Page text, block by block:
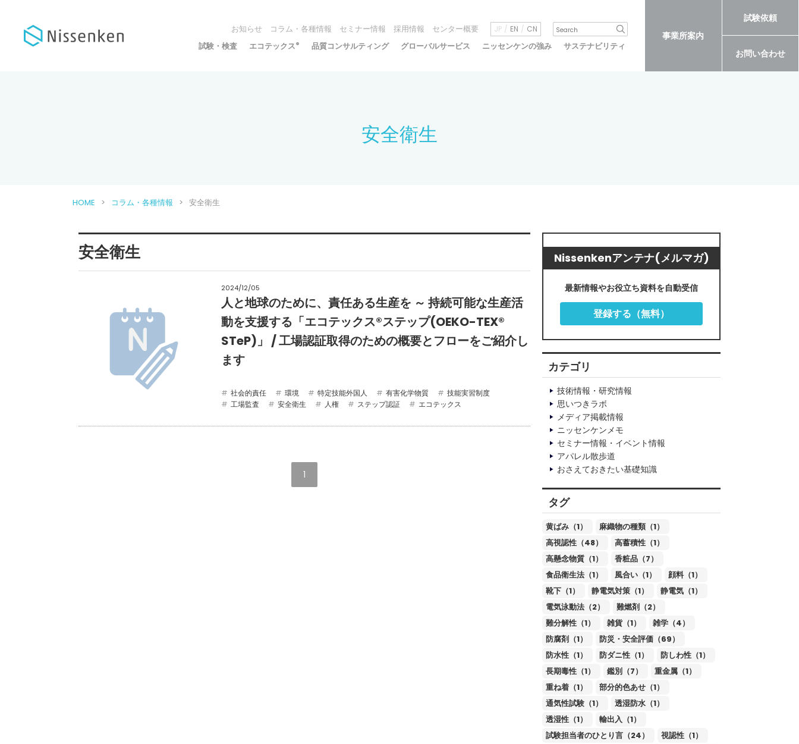
お知らせ コラム・各種情報 セミナー情報 採用情報 センター概要 JP EN CN
試験・検査 エコテックス® 品質コンサルティング グローバルサービス ニッセンケンの強み サステナビリティ
事業所案内
試験依頼
お問い合わせ
安全衛生
HOME コラム・各種情報 安全衛生
安全衛生
2024/12/05
人と地球のために、責任ある生産を ～ 持続可能な生産活
動を支援する「エコテックス®ステップ(OEKO-TEX®
STeP)」 / 工場認証取得のための概要とフローをご紹介し
ます
社会的責任 環境 特定技能外国人 有害化学物質
技能実習制度
工場監査
安全衛生 人権 ステップ認証 エコテックス
1
Nissenkenアンテナ(メルマガ)
最新情報やお役立ち資料を自動受信
登録する（無料）
カテゴリ
技術情報・研究情報
思いつきラボ
メディア掲載情報
ニッセンケンメモ
セミナー情報・イベント情報
アパレル散歩道
おさえておきたい基礎知識
タグ
黄ばみ（1）
麻織物の種類（1）
高視認性（48）
高蓄積性（1）
高懸念物質（1）
香粧品（7）
食品衛生法（1）
風合い（1）
顔料（1）
靴下（1）
静電気対策（1）
静電気（1）
電気泳動法（2）
難燃剤（2）
難分解性（1）
雑貨（1）
雑学（4）
防腐剤（1）
防災・安全評価（69）
防水性（1）
防ダニ性（1）
防しわ性（1）
長期毒性（1）
鑑別（7）
重金属（1）
重ね着（1）
部分的色あせ（1）
通気性試験（1）
透湿防水（1）
透湿性（1）
輸出入（1）
試験担当者のひとり言（24）
視認性（1）